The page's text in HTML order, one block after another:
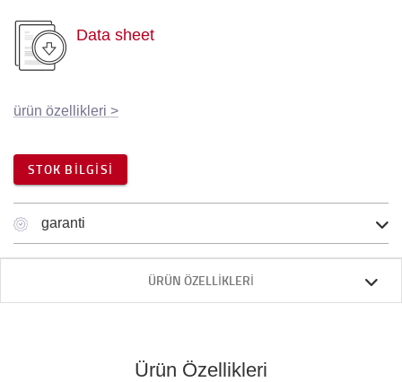
Data sheet
ürün özellikleri >
STOK BILGISI
garanti
ÜRÜN ÖZELLIKLERI
Ürün Özellikleri